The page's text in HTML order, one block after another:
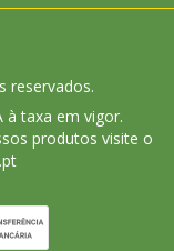
reservados.
à taxa em vigor.
produtos visite o